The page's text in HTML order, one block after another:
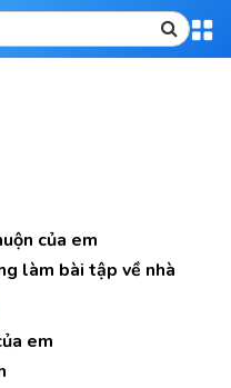
của em
làm bài tập về nhà
em